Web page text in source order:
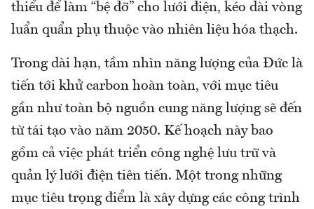
thiểu để làm “bệ đỡ” cho lưới điện, kéo dài vòng
luẩn quẩn phụ thuộc vào nhiên liệu hóa thạch.
Trong dài hạn, tầm nhìn năng lượng của Đức là
tiến tới khử carbon hoàn toàn, với mục tiêu
gần như toàn bộ nguồn cung năng lượng sẽ đến
từ tái tạo vào năm 2050. Kế hoạch này bao
gồm cả việc phát triển công nghệ lưu trữ và
quản lý lưới điện tiên tiến. Một trong những
mục tiêu trọng điểm là xây dựng các công trình